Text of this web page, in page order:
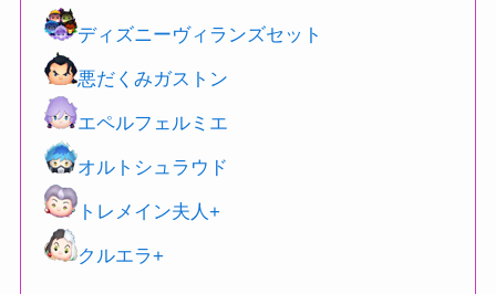
ディズニーヴィランズセット
悪だくみガストン
エペルフェルミエ
オルトシュラウド
トレメイン夫人+
クルエラ+